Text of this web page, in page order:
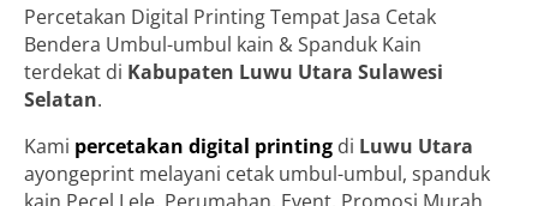
Percetakan Digital Printing Tempat Jasa Cetak
Bendera Umbul-umbul kain & Spanduk Kain
terdekat di Kabupaten Luwu Utara Sulawesi
Selatan.
Kami percetakan digital printing di Luwu Utara
ayongeprint melayani cetak umbul-umbul, spanduk
kain Pecel Lele, Perumahan, Event, Promosi Murah